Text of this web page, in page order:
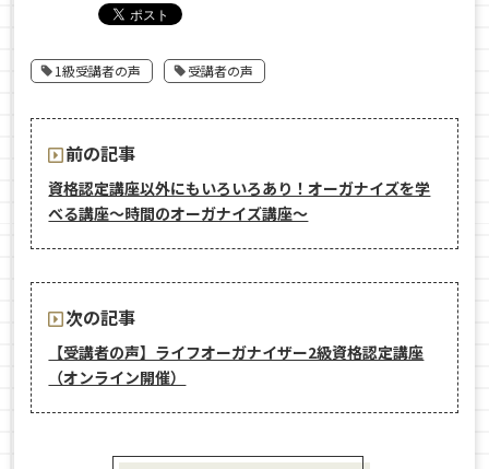
1級受講者の声 受講者の声
前の記事
資格認定講座以外にもいろいろあり！オーガナイズを学
べる講座〜時間のオーガナイズ講座〜
次の記事
【受講者の声】ライフオーガナイザー2級資格認定講座
（オンライン開催）